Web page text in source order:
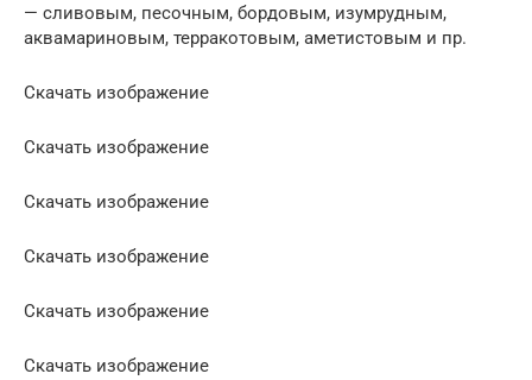
— сливовым, песочным, бордовым, изумрудным,
аквамариновым, терракотовым, аметистовым и пр.
Скачать изображение
Скачать изображение
Скачать изображение
Скачать изображение
Скачать изображение
Скачать изображение